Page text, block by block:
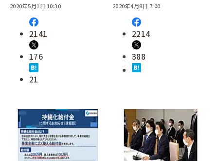
2020年5月1日 10:30
2141
176
21
2020年4月8日 7:00
2214
388